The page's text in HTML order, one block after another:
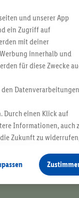
und unserer App
ein Zugriff auf
mit deiner
innerhalb und
für diese Zwecke
den Datenverarbeitungen
Durch einen Klick auf
Informationen, auch
Zukunft zu